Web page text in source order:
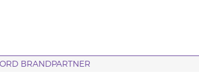
BRANDPARTNER